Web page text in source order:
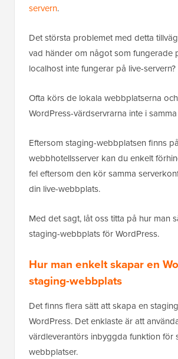
servern.
Det största problemet med detta
vad händer om något som fungerade
localhost inte fungerar på live-servern?
Ofta körs de lokala webbplatserna
WordPress-värdservrarna inte i
Eftersom staging-webbplatsen finns
webbhotellsserver kan du enkelt
fel eftersom den kör samma
din live-webbplats.
Med det sagt, låt oss titta på hur man
staging-webbplats för WordPress.
Hur man enkelt skapar en
staging-webbplats
Det finns flera sätt att skapa en
WordPress. Det enklaste är att
värdleverantörs inbyggda funktion för
webbplatser.